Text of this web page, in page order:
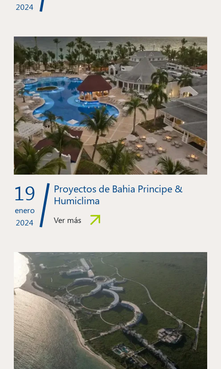
2024
19
enero
2024
Proyectos de Bahia Principe &
Humiclima
Ver más